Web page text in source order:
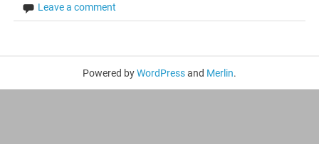
Leave a comment
Powered byWordPressand Merlin.